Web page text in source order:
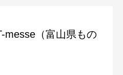
messe（富山県もの